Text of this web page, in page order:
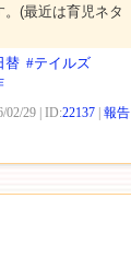
(最近は育児ネタ
替 #テイルズ
02/29 | ID:22137 報告